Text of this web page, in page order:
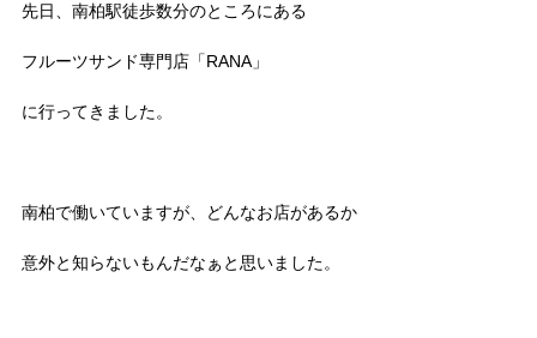
先日、南柏駅徒歩数分のところにある
フルーツサンド専門店「RANA」
に行ってきました。
南柏で働いていますが、どんなお店があるか
意外と知らないもんだなぁと思いました。